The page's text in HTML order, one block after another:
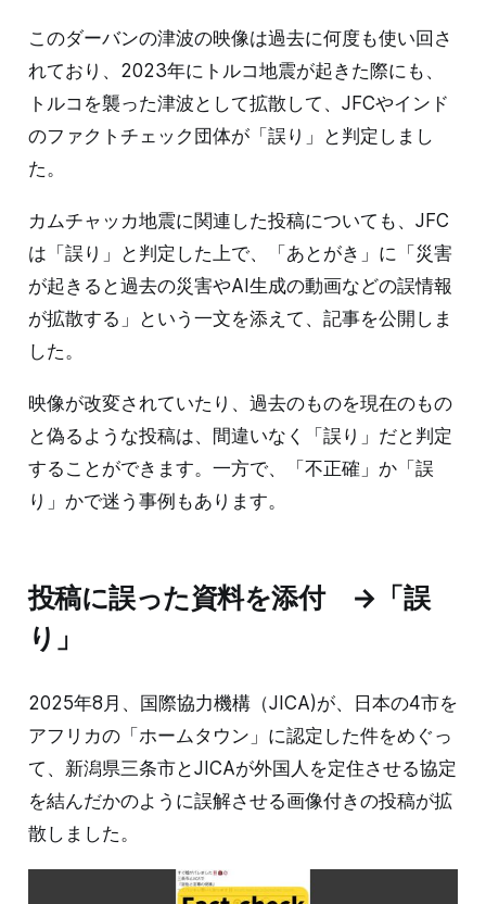
このダーバンの津波の映像は過去に何度も使い回さ
れており、2023年にトルコ地震が起きた際にも、
トルコを襲った津波として拡散して、JFCやインド
のファクトチェック団体が「誤り」と判定しまし
た。
カムチャッカ地震に関連した投稿についても、JFC
は「誤り」と判定した上で、「あとがき」に「災害
が起きると過去の災害やAI生成の動画などの誤情報
が拡散する」という一文を添えて、記事を公開しま
した。
映像が改変されていたり、過去のものを現在のもの
と偽るような投稿は、間違いなく「誤り」だと判定
することができます。一方で、「不正確」か「誤
り」かで迷う事例もあります。
投稿に誤った資料を添付 →「誤
り」
2025年8月、国際協力機構（JICA)が、日本の4市を
アフリカの「ホームタウン」に認定した件をめぐっ
て、新潟県三条市とJICAが外国人を定住させる協定
を結んだかのように誤解させる画像付きの投稿が拡
散しました。